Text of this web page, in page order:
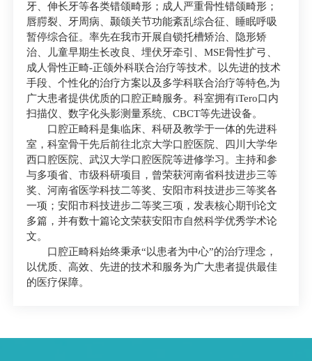
牙、伸长牙等各类错颌畸形；成人严重骨性错颌畸形；
唇腭裂、牙周病、颞颌关节功能紊乱综合征、睡眠呼吸
暂停综合征。率先在我市开展自锁托槽矫治、隐形矫
治、儿童早期生长改良、埋伏牙牵引、MSE骨性扩弓、
成人骨性正畸-正颌外科联合治疗等技术。以先进的技术
手段、个性化的治疗方案以及多学科联合治疗等特色,为
广大患者提供优质的口腔正畸服务。科室拥有iTero口内
扫描仪、数字化头影测量系统、CBCT等先进设备。
口腔正畸科是集临床、科研及教学于一体的先进科
室，科室骨干先后前往北京大学口腔医院、四川大学华
西口腔医院、武汉大学口腔医院等进修学习。主持和参
与多项省、市级科研项目，曾荣获河南省科技进步三等
奖、河南省医学科技二等奖、安阳市科技进步三等奖各
一项；安阳市科技进步二等奖三项，发表核心期刊论文
多篇，并有数十篇论文荣获安阳市自然科学优秀学术论
文。
口腔正畸科始终秉承“以患者为中心”的治疗理念，
以优质、高效、先进的技术和服务为广大患者提供最佳
的医疗保障。